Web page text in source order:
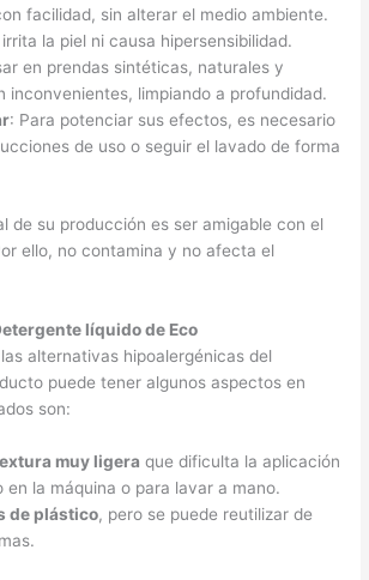
facilidad, sin alterar el medio ambiente.
la piel ni causa hipersensibilidad.
en prendas sintéticas, naturales y
inconvenientes, limpiando a profundidad.
: Para potenciar sus efectos, es necesario
de uso o seguir el lavado de forma
de su producción es ser amigable con el
ello, no contamina y no afecta el
líquido de Eco
alternativas hipoalergénicas del
puede tener algunos aspectos en
son:
muy ligera que dificulta la aplicación
en la máquina o para lavar a mano.
de plástico, pero se puede reutilizar de